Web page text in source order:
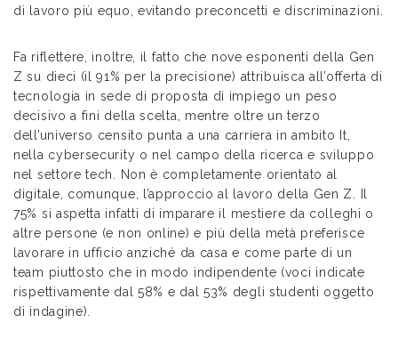
di lavoro più equo, evitando preconcetti e discriminazioni.
Fa riflettere, inoltre, il fatto che nove esponenti della Gen
Z su dieci (il 91% per la precisione) attribuisca all’offerta di
tecnologia in sede di proposta di impiego un peso
decisivo a fini della scelta, mentre oltre un terzo
dell’universo censito punta a una carriera in ambito It,
nella cybersecurity o nel campo della ricerca e sviluppo
nel settore tech. Non è completamente orientato al
digitale, comunque, l’approccio al lavoro della Gen Z. Il
75% si aspetta infatti di imparare il mestiere da colleghi o
altre persone (e non online) e più della metà preferisce
lavorare in ufficio anziché da casa e come parte di un
team piuttosto che in modo indipendente (voci indicate
rispettivamente dal 58% e dal 53% degli studenti oggetto
di indagine).